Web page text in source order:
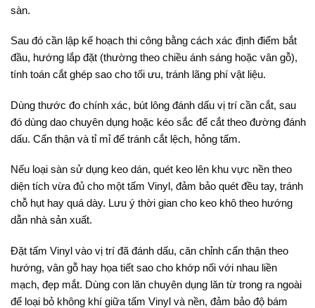
sàn.
Sau đó cần lập kế hoạch thi công bằng cách xác định điểm bắt
đầu, hướng lắp đặt (thường theo chiều ánh sáng hoặc vân gỗ),
tính toán cắt ghép sao cho tối ưu, tránh lãng phí vật liệu.
Dùng thước đo chính xác, bút lông đánh dấu vị trí cần cắt, sau
đó dùng dao chuyên dụng hoặc kéo sắc để cắt theo đường đánh
dấu. Cẩn thận và tỉ mỉ để tránh cắt lệch, hỏng tấm.
Nếu loại sàn sử dụng keo dán, quét keo lên khu vực nền theo
diện tích vừa đủ cho một tấm Vinyl, đảm bảo quét đều tay, tránh
chỗ hụt hay quá dày. Lưu ý thời gian cho keo khô theo hướng
dẫn nhà sản xuất.
Đặt tấm Vinyl vào vị trí đã đánh dấu, căn chỉnh cẩn thận theo
hướng, vân gỗ hay họa tiết sao cho khớp nối với nhau liền
mạch, đẹp mắt. Dùng con lăn chuyên dụng lăn từ trong ra ngoài
để loại bỏ không khí giữa tấm Vinyl và nền, đảm bảo độ bám